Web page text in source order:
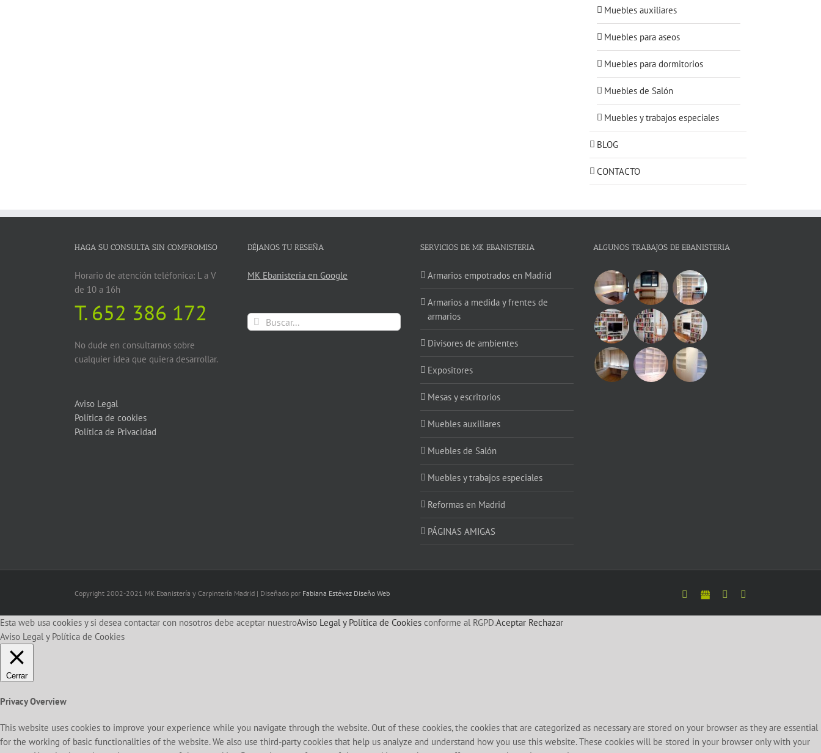
Muebles auxiliares
Muebles para aseos
Muebles para dormitorios
Muebles de Salón
Muebles y trabajos especiales
BLOG
CONTACTO
HAGA SU CONSULTA SIN COMPROMISO
Horario de atención teléfonica: L a V
de 10 a 16h
T.652 386 172
No dude en consultarnos sobre
cualquier idea que quiera desarrollar.
Aviso Legal
Política de cookies
Política de Privacidad
DÉJANOS TU RESEÑA
MK Ebanisteria en Google
Buscar:
SERVICIOS DE MK EBANISTERIA
Armarios empotrados en Madrid
Armarios a medida y frentes de
armarios
Divisores de ambientes
Expositores
Mesas y escritorios
Muebles auxiliares
Muebles de Salón
Muebles y trabajos especiales
Reformas en Madrid
PÁGINAS AMIGAS
ALGUNOS TRABAJOS DE EBANISTERIA
Copyright 2002-2021 MK Ebanistería y Carpintería Madrid | Diseñado por Fabiana Estévez Diseño Web Facebook
Google Twitter
Esta web usa cookies y si desea contactar con nosotros debe aceptar nuestroAviso Legal y Política de Cookies conforme al RGPD.Aceptar Rechazar
Aviso Legal y Política de Cookies
Cerrar
Privacy Overview
This website uses cookies to improve your experience while you navigate through the website. Out of these cookies, the cookies that are categorized as necessary are stored on your browser as they are essential
for the working of basic functionalities of the website. We also use third-party cookies that help us analyze and understand how you use this website. These cookies will be stored in your browser only with your